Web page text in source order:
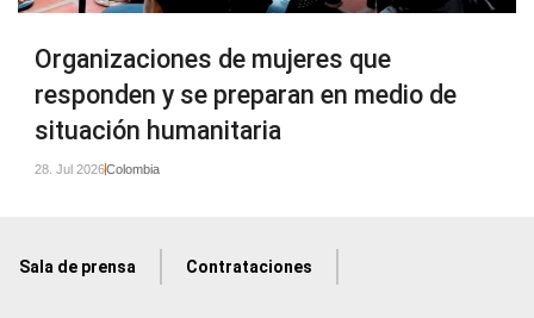
Organizaciones de mujeres que
responden y se preparan en medio de
situación humanitaria
28. Jul 2026Colombia
Sala de prensa Contrataciones